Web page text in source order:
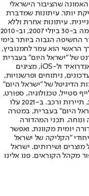
שהציבור הישראלי
יותר. עיתונות שמדברת
עיתונות אחרת וללא
תשלום. המהדורה המודפסת הראשונה פורסמה ב-30 ביולי 2007, וב-2010
החשיפה הגבוה ביותר בימי
הראשי הוא עמר לחמנוביץ,
של "ישראל היום" בעברית
ובאנגלית, כמו כן היישומונים (אפליקציות) לאנדרואיד ול-iOS, מציגים
ניתוחים ופרשנויות,
הדיגיטל של "ישראל היום"
סטייל, טכנולוגיה, ספורט,
כלכלה וצרכנות, בריאות, חיילים, אוכל, יהדות, תיירות ורכב. ב-2021 עלו
היום" בעברית, במטרה
ונוחה. תכני המהדורה
יומית מקוונת, ואפשר
"הקליקה של ישראל
ושירותים. ישראל
מקהל הקוראים. פנו אלינו